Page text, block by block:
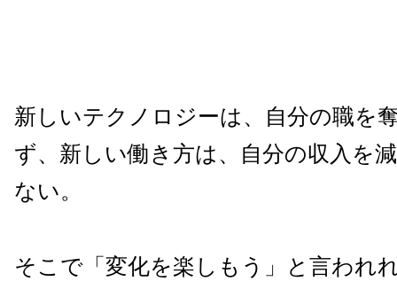
新しいテクノロジーは、自分の職を
ず、新しい働き方は、自分の収入を
ない。
そこで「変化を楽しもう」と言われ